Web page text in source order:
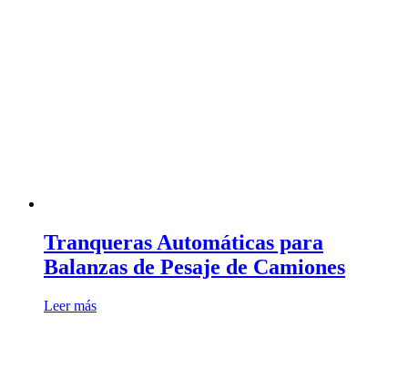
Tranqueras Automáticas para
Balanzas de Pesaje de Camiones
Leer más